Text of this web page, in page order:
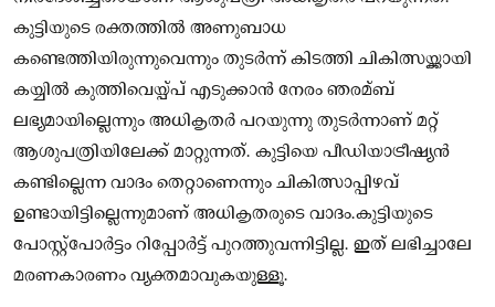
കുട്ടിയുടെ രക്തത്തില്‍ അണുബാധ
കണ്ടെത്തിയിരുന്നുവെന്നും തുടർന്ന് കിടത്തി ചികിത്സയ്ക്കായി
കയ്യില്‍ കുത്തിവെയ്പ്പ് എടുക്കാൻ നേരം ഞരമ്ബ്
ലഭ്യമായില്ലെന്നും അധികൃതർ പറയുന്നു തുടർന്നാണ് മറ്റ്
ആശുപത്രിയിലേക്ക് മാറ്റുന്നത്. കുട്ടിയെ പീഡിയാട്രീഷ്യൻ
കണ്ടില്ലെന്ന വാദം തെറ്റാണെന്നും ചികിത്സാപ്പിഴവ്
ഉണ്ടായിട്ടില്ലെന്നുമാണ് അധികൃതരുടെ വാദം.കുട്ടിയുടെ
പോസ്റ്റ്‌പോർട്ടം റിപ്പോർട്ട് പുറത്തുവന്നിട്ടില്ല. ഇത് ലഭിച്ചാലേ
മരണകാരണം വ്യക്തമാവുകയുള്ളൂ.